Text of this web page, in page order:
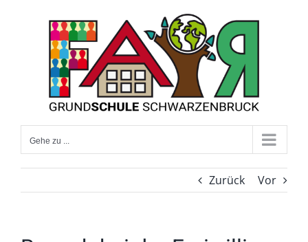
Gehe zu ...
Zurück Vor